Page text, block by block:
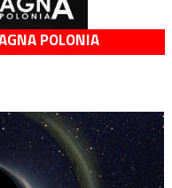
POLONIA